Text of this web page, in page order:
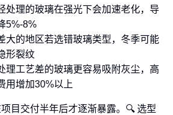
处理的玻璃在强光下会加速老化，导
5%-8%
大的地区若选错玻璃类型，冬季可能
形裂纹
理工艺差的玻璃更容易吸附灰尘，高
用增加30%以上
目交付半年后才逐渐暴露。🔍 选型